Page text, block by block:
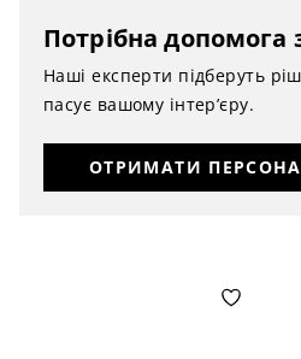
Потрібна допомога
Наші експерти підберуть
пасує вашому інтер’єру.
ОТРИМАТИ